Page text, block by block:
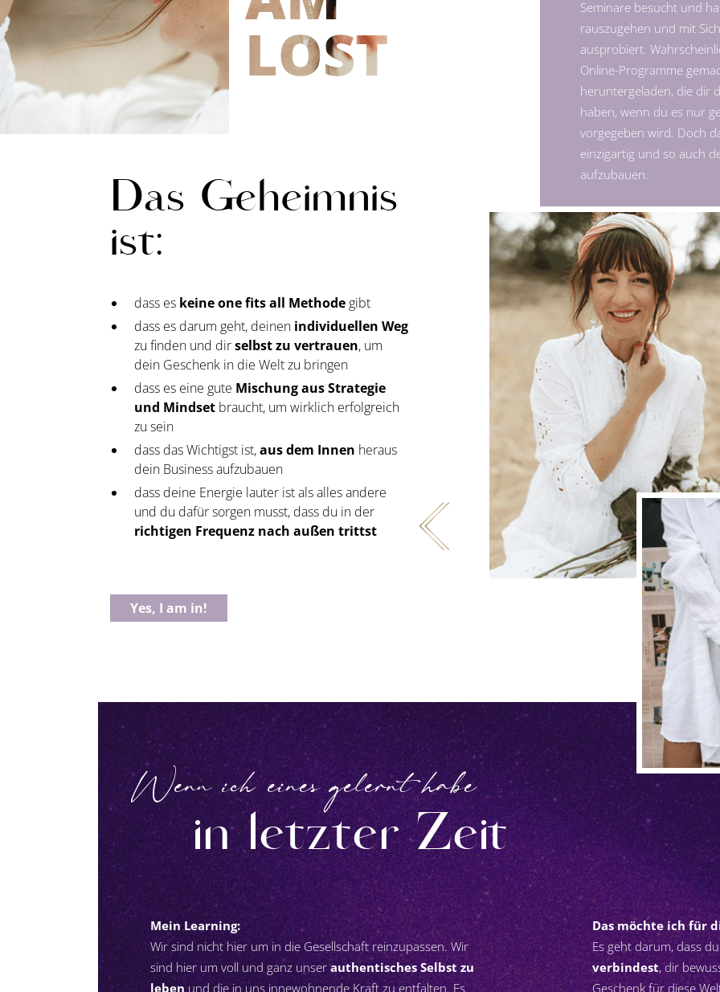
LOST
Das Geheimnis
ist:
dass es keine one fits all Methode gibt
dass es darum geht, deinen individuellen Weg
zu finden und dirselbst zu vertrauen, um
dein Geschenk in die Welt zu bringen
dass es eine gute Mischung aus Strategie
und Mindset braucht, um wirklich erfolgreich
zu sein
dass das Wichtigst ist,aus dem Innen heraus
dein Business aufzubauen
dass deine Energie lauter ist als alles andere
und du dafür sorgen musst, dass du in der
richtigen Frequenz nach außen trittst
Yes, I am in!
Seminare besucht und
rauszugehen und mit
ausprobiert.
Online-Programme
heruntergeladen, die dir
haben, wenn du es nur
vorgegeben wird. Doch
einzigartig und so auch
aufzubauen.
Wenn ich eines gelernt habe
in letzter Zeit
Mein Learning:
Wir sind nicht hier um in die Gesellschaft reinzupassen. Wir
sind hier um voll und ganz unserauthentisches Selbst zu
leben und die in uns innewohnende Kraft zu entfalten. Es
Das möchte ich für
Es geht darum, dass
verbindest, dir
Geschenk für diese